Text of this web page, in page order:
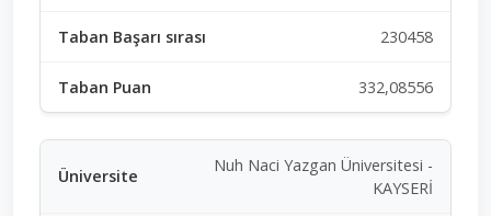
230458
332,08556
Nuh Naci Yazgan Üniversitesi -
KAYSERİ